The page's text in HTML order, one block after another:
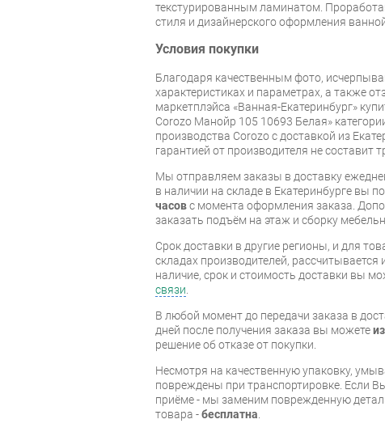
текстурированным ламинатом.
стиля и дизайнерского оформления
Условия покупки
Благодаря качественным фото,
характеристиках и параметрах, а также
маркетплэйса «Ванная-Екатеринбург»
Corozo Манойр 105 10693 Белая»
производства Corozo с доставкой из
гарантией от производителя не составит
Мы отправляем заказы в доставку
в наличии на складе в Екатеринбурге вы
часовс момента оформления заказа.
заказать подъём на этаж и сборку
Срок доставки в другие регионы, и для
складах производителей,
наличие, срок и стоимость доставки вы
связи
В любой момент до передачи заказа в
дней после получения заказа вы можете
решение об отказе от покупки.
Несмотря на качественную упаковку,
повреждены при транспортировке. Если
приёме - мы заменим поврежденную
товара -бесплатна